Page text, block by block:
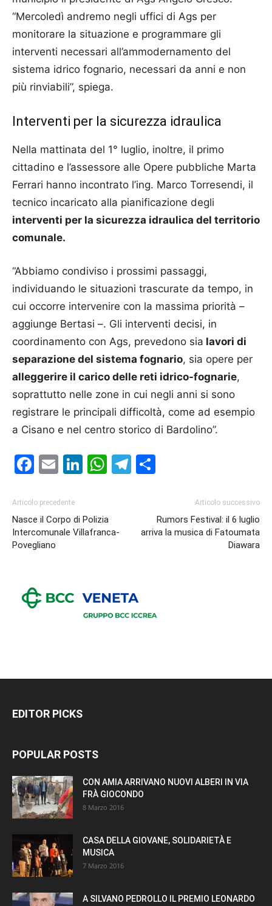
“Mercoledì andremo negli uffici di Ags per
monitorare la situazione e programmare gli
interventi necessari all’ammodernamento del
sistema idrico fognario, necessari da anni e non
più rinviabili”, spiega.
Interventi per la sicurezza idraulica
Nella mattinata del 1° luglio, inoltre, il primo
cittadino e l’assessore alle Opere pubbliche Marta
Ferrari hanno incontrato l’ing. Marco Torresendi, il
tecnico incaricato alla pianificazione degli
interventi per la sicurezza idraulica del territorio
comunale.
“Abbiamo condiviso i prossimi passaggi,
individuando le situazioni trascurate da tempo, in
cui occorre intervenire con la massima priorità –
aggiunge Bertasi –. Gli interventi decisi, in
coordinamento con Ags, prevedono sia lavori di
separazione del sistema fognario, sia opere per
alleggerire il carico delle reti idrico-fognarie,
soprattutto nelle zone in cui negli anni si sono
registrare le principali difficoltà, come ad esempio
a Cisano e nel centro storico di Bardolino”.
Facebook
EmailLinkedIn
WhatsApp
Telegram
Articolo precedente
Nasce il Corpo di Polizia
Intercomunale Villafranca-
Povegliano
Articolo successivo
Rumors Festival: il 6 luglio
arriva la musica di Fatoumata
Diawara
EDITOR PICKS
POPULAR POSTS
CON AMIA ARRIVANO NUOVI ALBERI IN VIA
FRÀ GIOCONDO
8 Marzo 2016
CASA DELLA GIOVANE, SOLIDARIETÀ E
MUSICA
7 Marzo 2016
A SILVANO PEDROLLO IL PREMIO LEONARDO